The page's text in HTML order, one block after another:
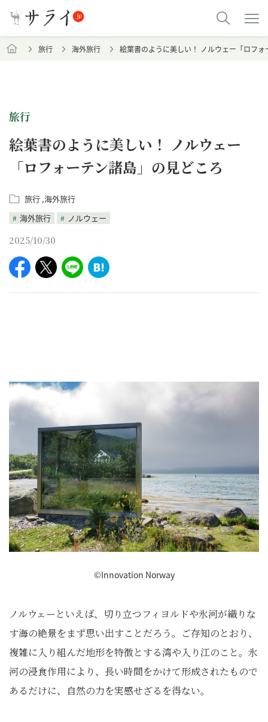
旅行 海外旅行 絵葉書のように美しい！ ノルウェー「ロフ
旅行
絵葉書のように美しい！ ノルウェー
「ロフォーテン諸島」の見どころ
旅行 海外旅行
海外旅行
ノルウェー
2025/10/30
©Innovation Norway
ノルウェーといえば、切り立つフィヨルドや氷河が織りな
す海の絶景をまず思い出すことだろう。ご存知のとおり、
複雑に入り組んだ地形を特徴とする湾や入り江のこと。氷
河の浸食作用により、長い時間をかけて形成されたもので
あるだけに、自然の力を実感せざるを得ない。